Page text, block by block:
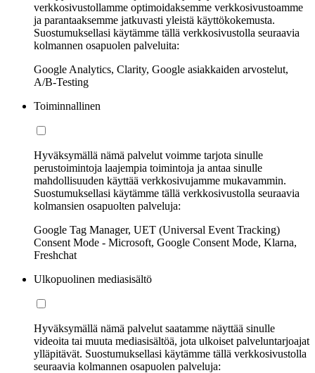
verkkosivustollamme optimoidaksemme verkkosivustoamme
ja parantaaksemme jatkuvasti yleistä käyttökokemusta.
Suostumuksellasi käytämme tällä verkkosivustolla seuraavia
kolmannen osapuolen palveluita:
Google Analytics, Clarity, Google asiakkaiden arvostelut,
A/B-Testing
Toiminnallinen
Hyväksymällä nämä palvelut voimme tarjota sinulle
perustoimintoja laajempia toimintoja ja antaa sinulle
mahdollisuuden käyttää verkkosivujamme mukavammin.
Suostumuksellasi käytämme tällä verkkosivustolla seuraavia
kolmansien osapuolten palveluja:
Google Tag Manager, UET (Universal Event Tracking)
Consent Mode - Microsoft, Google Consent Mode, Klarna,
Freshchat
Ulkopuolinen mediasisältö
Hyväksymällä nämä palvelut saatamme näyttää sinulle
videoita tai muuta mediasisältöä, jota ulkoiset palveluntarjoajat
ylläpitävät. Suostumuksellasi käytämme tällä verkkosivustolla
seuraavia kolmannen osapuolen palveluja: